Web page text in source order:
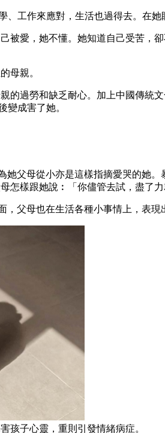
工作來應對，生活也過得去。在
被愛，她不懂。她知道自己受苦，
母親。
的過勞和缺乏耐心。加上中國傳統
變成害了她。
父母從小亦是這樣指摘愛哭的她
怎樣跟她說︰「你儘管去試，盡了力
父母也在生活各種小事情上，表現
孩子心靈，重則引發情緒病症。